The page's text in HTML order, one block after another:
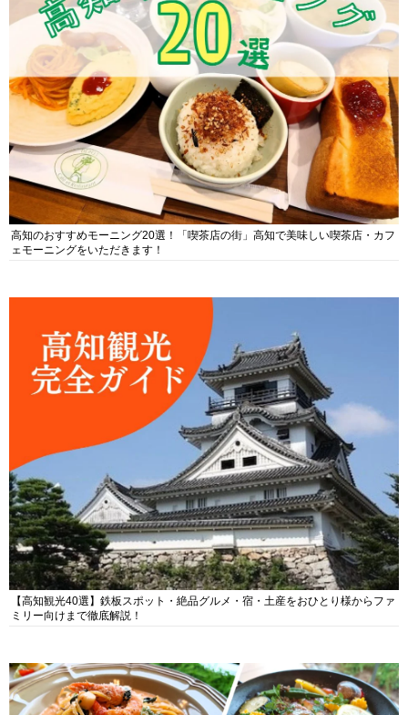
高知のおすすめモーニング20選！「喫茶店の街」高知で美味しい喫茶店・カフ
ェモーニングをいただきます！
【高知観光40選】鉄板スポット・絶品グルメ・宿・土産をおひとり様からファ
ミリー向けまで徹底解説！